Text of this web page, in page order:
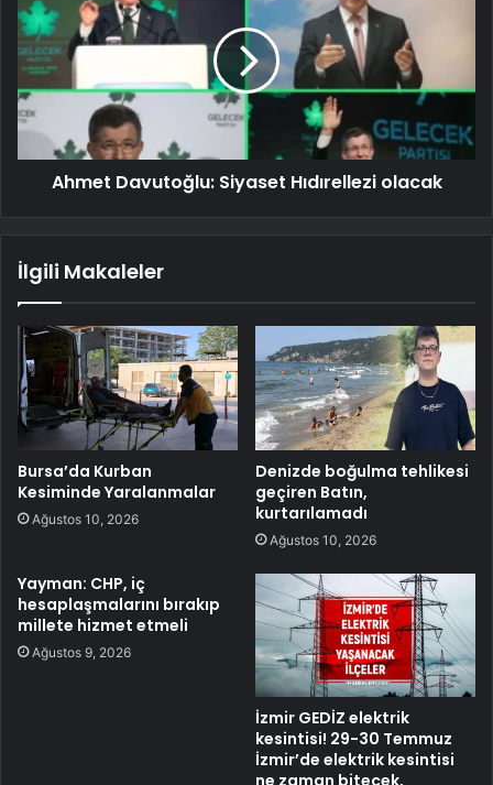
Ahmet Davutoğlu: Siyaset Hıdırellezi olacak
İlgili Makaleler
Bursa’da Kurban
Kesiminde Yaralanmalar
Ağustos 10, 2026
Denizde boğulma tehlikesi
geçiren Batın,
kurtarılamadı
Ağustos 10, 2026
Yayman: CHP, iç
hesaplaşmalarını bırakıp
millete hizmet etmeli
Ağustos 9, 2026
İzmir GEDİZ elektrik
kesintisi! 29-30 Temmuz
İzmir’de elektrik kesintisi